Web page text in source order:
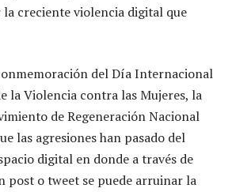
creciente violencia digital que
del Día Internacional
la Violencia contra las Mujeres, la
de Regeneración Nacional
las agresiones han pasado del
digital en donde a través de
post o tweet se puede arruinar la